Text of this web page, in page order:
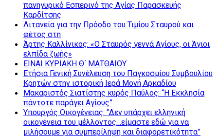
πανηγυρικό Εσπερινό της Αγίας Παρασκευής
Καρδίτσης
Λιτανεία για την Πρόοδο του Τιμίου Σταυρού και
φέτος στη
Άρτης Καλλίνικος: «Ο Σταυρός γεννά Αγίους, οι Άγιοι
ελπίδα ζωής»
ΕΙΝΑΙ ΚΥΡΙΑΚΗ Θ΄ ΜΑΤΘΑΙΟΥ
Ετήσια Γενική Συνέλευση του Παγκοσμίου Συμβουλίου
Κρητών στην ιστορική Ιερά Μονή Αρκαδίου
Μακαριστός Σιατίστης κυρός Παύλος: “Η Εκκλησία
πάντοτε παράγει Αγίους”
Υπουργός Οικογένειας: “Δεν υπάρχει ελληνική
οικογένεια του μέλλοντος…είμαστε εδώ για να
μιλήσουμε για συμπερίληψη και διαφορετικότητα”